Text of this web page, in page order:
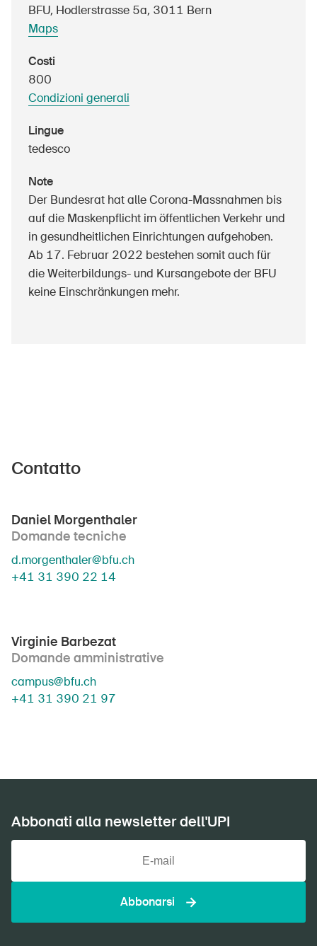
Ordinare & scaricare materiali
Corsi ed eventi
Prodotti sicuri
Approfondimenti giuridici
Delegate e delegati alla sicurezza e Comuni
BFU, Hodlerstrasse 5a, 3011 Bern
Maps
Costi
800
Condizioni generali
Lingue
tedesco
Note
Der Bundesrat hat alle Corona-Massnahmen bis
auf die Maskenpflicht im öffentlichen Verkehr und
in gesundheitlichen Einrichtungen aufgehoben.
Ab 17. Februar 2022 bestehen somit auch für
die Weiterbildungs- und Kursangebote der BFU
keine Einschränkungen mehr.
Contatto
Daniel Morgenthaler
Domande tecniche
d.morgenthaler@bfu.ch
+41 31 390 22 14
Virginie Barbezat
Domande amministrative
campus@bfu.ch
+41 31 390 21 97
Abbonati alla newsletter dell'UPI
Abbonarsi